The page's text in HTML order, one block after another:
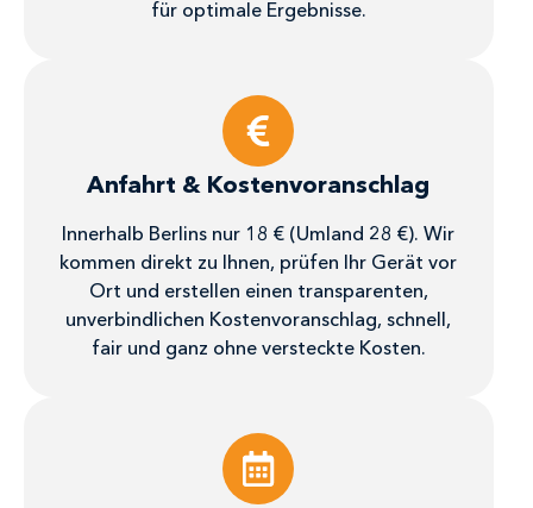
für optimale Ergebnisse.
Anfahrt & Kostenvoranschlag
Innerhalb Berlins nur 18 € (Umland 28 €). Wir
kommen direkt zu Ihnen, prüfen Ihr Gerät vor
Ort und erstellen einen transparenten,
unverbindlichen Kostenvoranschlag, schnell,
fair und ganz ohne versteckte Kosten.